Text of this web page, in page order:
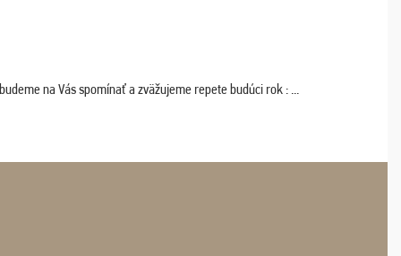
na Vás spomínať a zväžujeme repete budúci rok : ...